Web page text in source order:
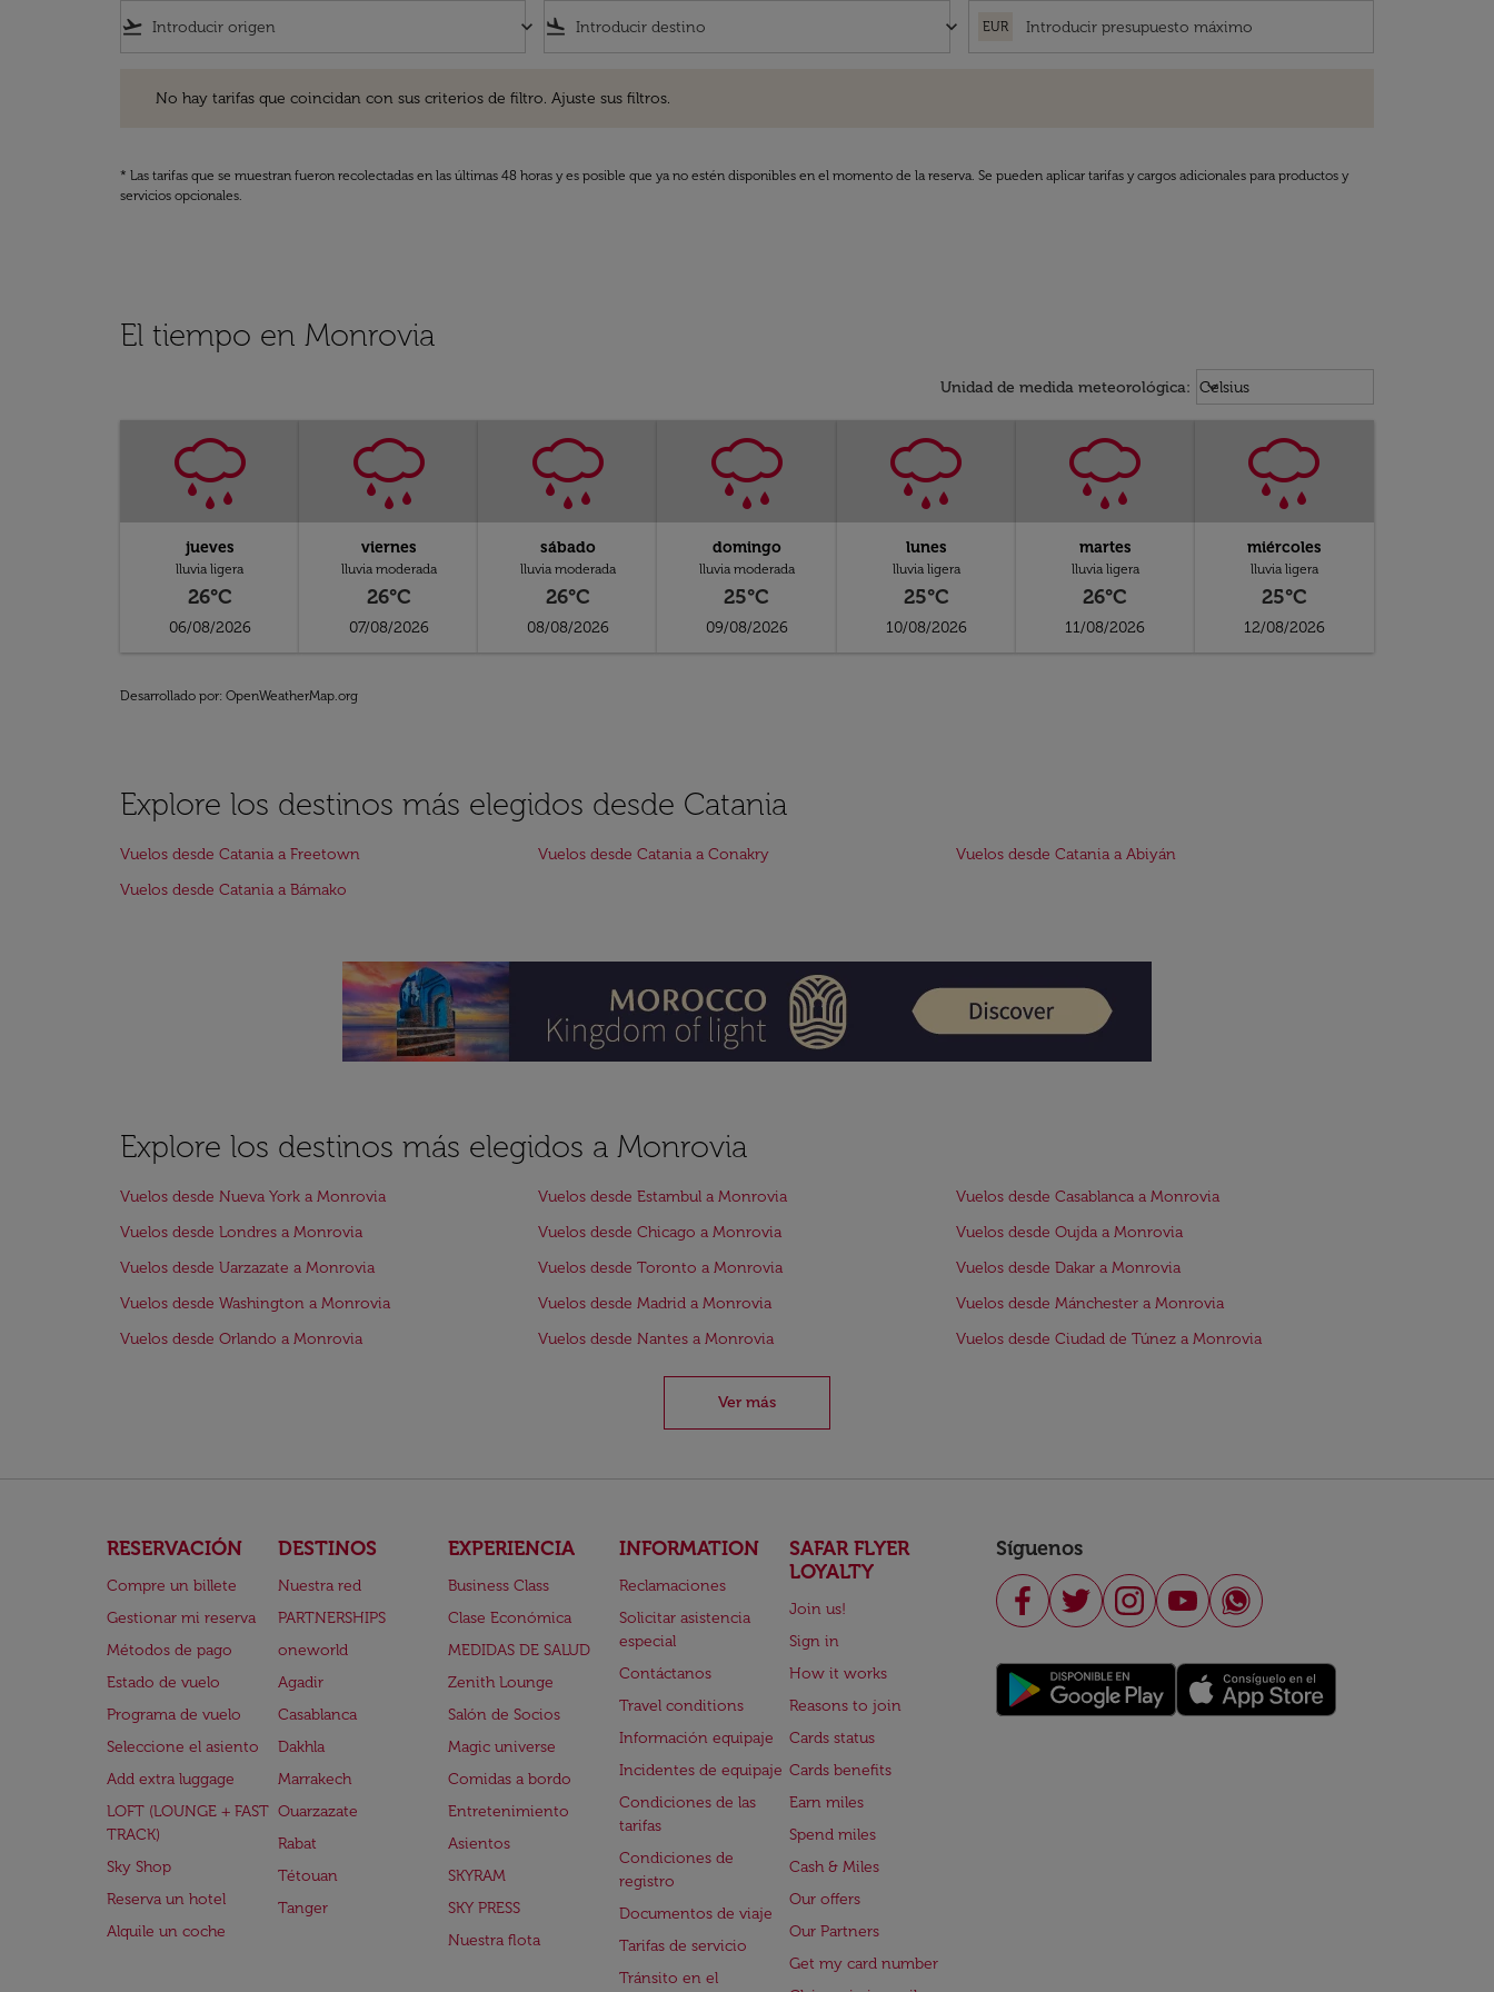
flight_takeoff keyboard_arrow_down flight_land keyboard_arrow_down EUR
No hay tarifas que coincidan con sus criterios de filtro. Ajuste sus filtros.
* Las tarifas que se muestran fueron recolectadas en las últimas 48 horas y es posible que ya no estén disponibles en el momento de la reserva. Se pueden aplicar tarifas y cargos adicionales para productos y
servicios opcionales.
El tiempo en Monrovia
Unidad de medida meteorológica: Weather unit option Celsius
Celsius
keyboard_arrow_down
jueves
lluvia ligera
26°C
06/08/2026
viernes
lluvia moderada
26°C
07/08/2026
sábado
lluvia moderada
26°C
08/08/2026
domingo
lluvia moderada
25°C
09/08/2026
lunes
lluvia ligera
25°C
10/08/2026
martes
lluvia ligera
26°C
11/08/2026
miércoles
lluvia ligera
25°C
12/08/2026
Desarrollado por: OpenWeatherMap.org
Explore los destinos más elegidos desde Catania
Vuelos desde Catania a Freetown Vuelos desde Catania a Conakry
Vuelos desde Catania a Abiyán
Vuelos desde Catania a Bámako
Explore los destinos más elegidos a Monrovia
Vuelos desde Nueva York a Monrovia Vuelos desde Estambul a Monrovia
Vuelos desde Casablanca a Monrovia
Vuelos desde Londres a Monrovia
Vuelos desde Chicago a Monrovia
Vuelos desde Oujda a Monrovia
Vuelos desde Uarzazate a Monrovia
Vuelos desde Toronto a Monrovia
Vuelos desde Dakar a Monrovia
Vuelos desde Washington a Monrovia
Vuelos desde Madrid a Monrovia
Vuelos desde Mánchester a Monrovia
Vuelos desde Orlando a Monrovia
Vuelos desde Nantes a Monrovia Vuelos desde Ciudad de Túnez a Monrovia
Ver más
RESERVACIÓN
Compre un billete
Gestionar mi reserva
Métodos de pago
Estado de vuelo
Programa de vuelo
Seleccione el asiento
Add extra luggage
LOFT (LOUNGE + FAST
TRACK)
Sky Shop
Reserva un hotel
Alquile un coche
DESTINOS
Nuestra red
PARTNERSHIPS
oneworld
Agadir
Casablanca
Dakhla
Marrakech
Ouarzazate
Rabat
Tétouan
Tanger
EXPERIENCIA
Business Class
Clase Económica
MEDIDAS DE SALUD
Zenith Lounge
Salón de Socios
Magic universe
Comidas a bordo
Entretenimiento
Asientos
SKYRAM
SKY PRESS
Nuestra flota
INFORMATION
Reclamaciones
Solicitar asistencia
especial
Contáctanos
Travel conditions
Información equipaje
Incidentes de equipaje
Condiciones de las
tarifas
Condiciones de
registro
Documentos de viaje
Tarifas de servicio
Tránsito en el
SAFAR FLYER
LOYALTY
Join us!
Sign in
How it works
Reasons to join
Cards status
Cards benefits
Earn miles
Spend miles
Cash & Miles
Our offers
Our Partners
Get my card number
Síguenos